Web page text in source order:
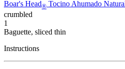
Boar's Head® Tocino Ahumado
crumbled
1
Baguette, sliced thin
Instructions